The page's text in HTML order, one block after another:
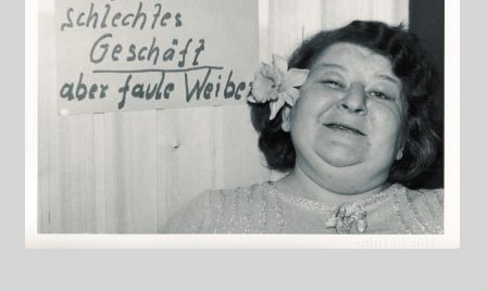
Datenschutzerklärung
Impressum